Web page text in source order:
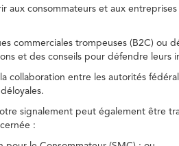
aux consommateurs et aux
commerciales trompeuses (B2C) ou
et des conseils pour défendre leurs
collaboration entre les autorités
signalement peut également être
: